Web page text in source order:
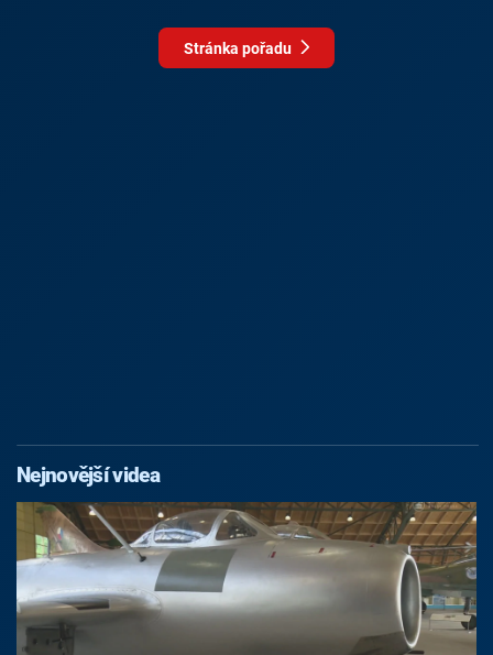
Stránka pořadu
Nejnovější videa